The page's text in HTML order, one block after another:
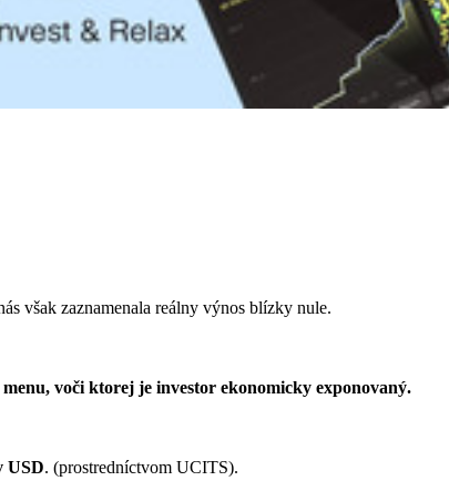
však zaznamenala reálny výnos blízky nule.
voči ktorej je investor ekonomicky exponovaný.
USD. (prostredníctvom UCITS).